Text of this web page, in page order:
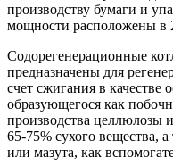
производству бумаги и
мощности расположены в
Содорегенерационные
предназначены для
счет сжигания в качестве
образующегося как
производства целлюлозы
65-75% сухого вещества,
или мазута, как